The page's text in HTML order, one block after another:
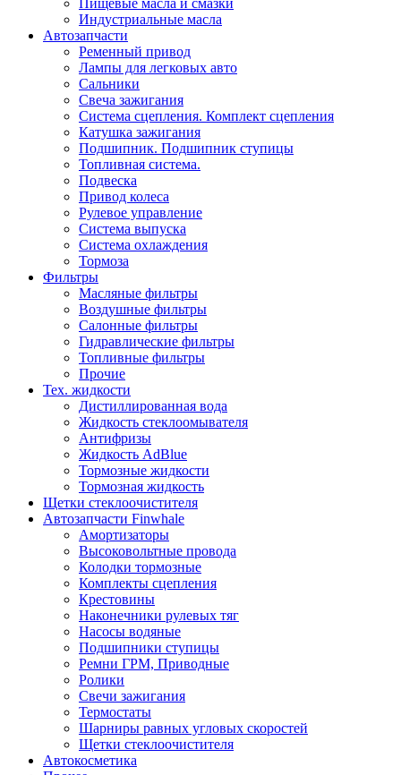
Индустриальные масла
Автозапчасти
Ременный привод
Лампы для легковых авто
Сальники
Свеча зажигания
Система сцепления. Комплект сцепления
Катушка зажигания
Подшипник. Подшипник ступицы
Топливная система.
Подвеска
Привод колеса
Рулевое управление
Система выпуска
Система охлаждения
Тормоза
Фильтры
Масляные фильтры
Воздушные фильтры
Салонные фильтры
Гидравлические фильтры
Топливные фильтры
Прочие
Тех. жидкости
Дистиллированная вода
Жидкость стеклоомывателя
Антифризы
Жидкость AdBlue
Тормозные жидкости
Тормозная жидкость
Щетки стеклоочистителя
Автозапчасти Finwhale
Амортизаторы
Высоковольтные провода
Колодки тормозные
Комплекты сцепления
Крестовины
Наконечники рулевых тяг
Насосы водяные
Подшипники ступицы
Ремни ГРМ, Приводные
Ролики
Свечи зажигания
Термостаты
Шарниры равных угловых скоростей
Щетки стеклоочистителя
Автокосметика